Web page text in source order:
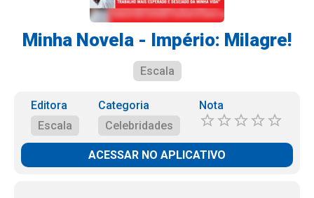
Minha Novela - Império: Milagre!
Escala
Editora
Escala
Categoria
Celebridades
Nota
ACESSAR NO APLICATIVO